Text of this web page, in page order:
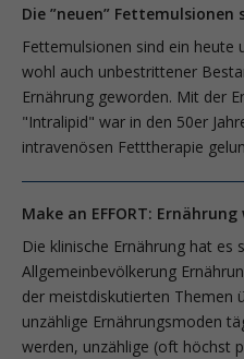
Die ”neuen”
Fettemulsionen sind ein heute
wohl auch unbestrittener
Ernährung geworden. Mit der
"Intralipid" war in den 50er
intravenösen Fetttherapie
Make an EFFORT:
Die klinische Ernährung hat es
Allgemeinbevölkerung
der meistdiskutierten Themen
unzählige Ernährungsmoden
werden, unzählige (oft höchst